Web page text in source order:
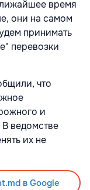
время
они на самом
принимать
перевозки
что
и
ведомстве
их не
в Google